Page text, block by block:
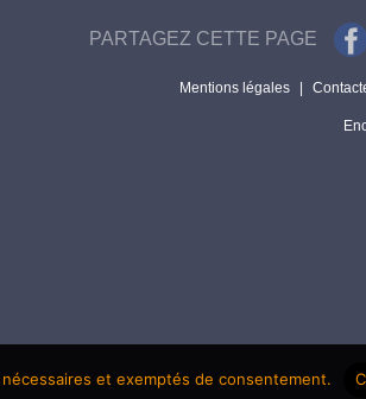
PARTAGEZ CETTE PAGE
Mentions légales
et exemptés de consentement.